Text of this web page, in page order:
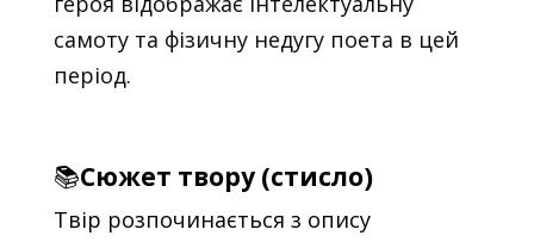
самоту та фізичну недугу поета в цей
період.
📚Сюжет твору (стисло)
Твір розпочинається з опису